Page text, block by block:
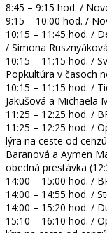
8:45 – 9:15 hod. /
9:15 – 10:00 hod. /
10:15 – 11:45 hod. /
/ Simona Rusznyáková
10:15 – 11:15 hod. /
Popkultúra v časoch
10:15 – 11:15 hod. /
Jakušová a Michaela
11:25 – 12:25 hod. /
11:25 – 12:25 hod. /
lýra na ceste od
Baranová a Aymen
obedná prestávka
14:00 – 15:00 hod. /
14:00 – 14:55 hod. /
14:00 – 15:20 hod. /
15:10 – 16:10 hod. /